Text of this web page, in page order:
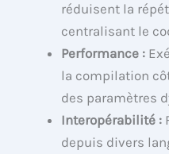
réduisent la
centralisant le
Performance :
la compilation
des paramètres
Interopérabilité :
depuis divers